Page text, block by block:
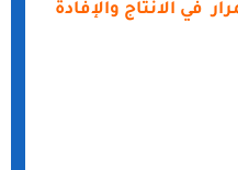
في الانتاج والإفادة